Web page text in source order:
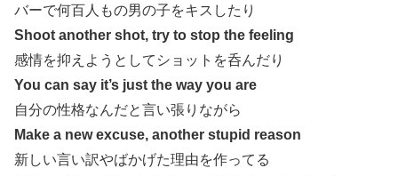
バーで何百人もの男の子をキスしたり
Shoot another shot, try to stop the feeling
感情を抑えようとしてショットを呑んだり
You can say it’s just the way you are
自分の性格なんだと言い張りながら
Make a new excuse, another stupid reason
新しい言い訳やばかげた理由を作ってる